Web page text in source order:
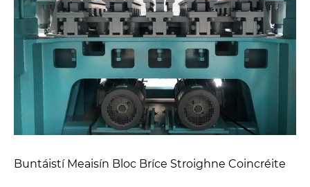
Buntáistí Meaisín Bloc Bríce Stroighne Coincréite